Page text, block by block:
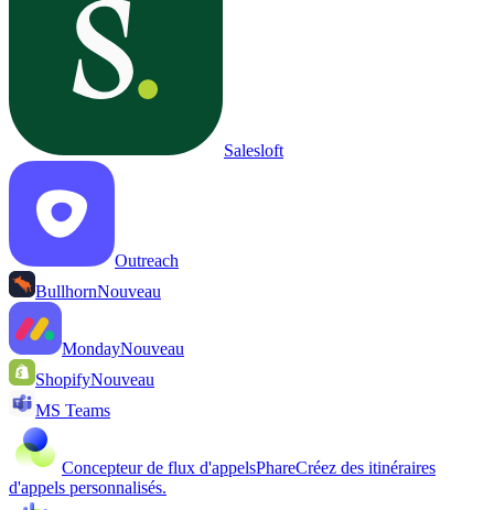
Salesloft
Outreach
BullhornNouveau
MondayNouveau
ShopifyNouveau
MS Teams
Concepteur de flux d'appelsPhareCréez des itinéraires
d'appels personnalisés.